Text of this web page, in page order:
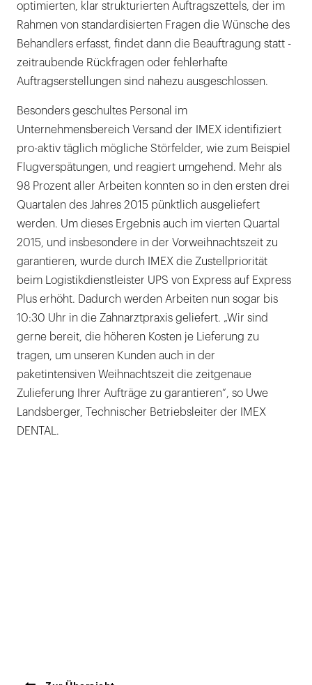
optimierten, klar strukturierten Auftragszettels, der im
Rahmen von standardisierten Fragen die Wünsche des
Behandlers erfasst, findet dann die Beauftragung statt -
zeitraubende Rückfragen oder fehlerhafte
Auftragserstellungen sind nahezu ausgeschlossen.
Besonders geschultes Personal im
Unternehmensbereich Versand der IMEX identifiziert
pro-aktiv täglich mögliche Störfelder, wie zum Beispiel
Flugverspätungen, und reagiert umgehend. Mehr als
98 Prozent aller Arbeiten konnten so in den ersten drei
Quartalen des Jahres 2015 pünktlich ausgeliefert
werden. Um dieses Ergebnis auch im vierten Quartal
2015, und insbesondere in der Vorweihnachtszeit zu
garantieren, wurde durch IMEX die Zustellpriorität
beim Logistikdienstleister UPS von Express auf Express
Plus erhöht. Dadurch werden Arbeiten nun sogar bis
10:30 Uhr in die Zahnarztpraxis geliefert. „Wir sind
gerne bereit, die höheren Kosten je Lieferung zu
tragen, um unseren Kunden auch in der
paketintensiven Weihnachtszeit die zeitgenaue
Zulieferung Ihrer Aufträge zu garantieren“, so Uwe
Landsberger, Technischer Betriebsleiter der IMEX
DENTAL.